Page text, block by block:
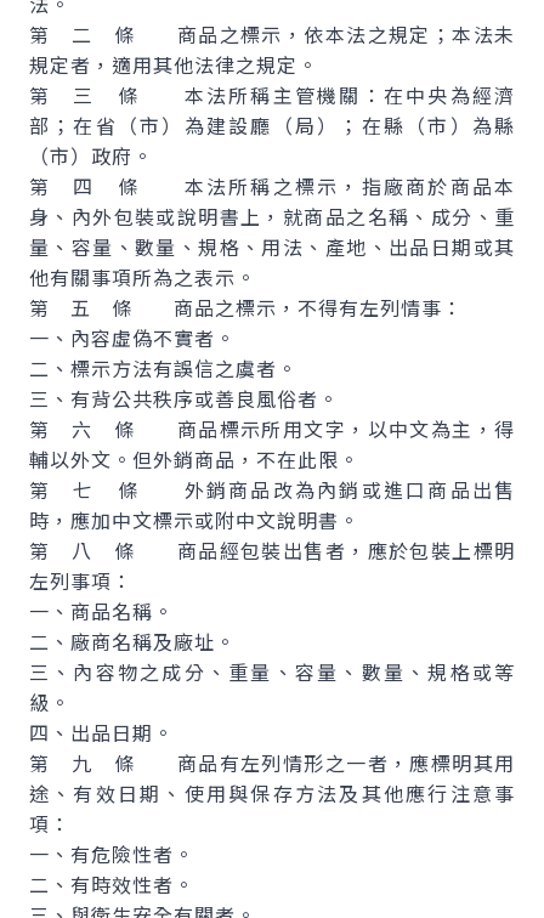
第 二 條 商品之標示，依本法之規定；本法未
規定者，適用其他法律之規定。
第 三 條 本法所稱主管機關：在中央為經濟
部；在省（市）為建設廳（局）；在縣（市）為縣
（市）政府。
第 四 條 本法所稱之標示，指廠商於商品本
身、內外包裝或說明書上，就商品之名稱、成分、重
量、容量、數量、規格、用法、產地、出品日期或其
他有關事項所為之表示。
第 五 條 商品之標示，不得有左列情事：
一、內容虛偽不實者。
二、標示方法有誤信之虞者。
三、有背公共秩序或善良風俗者。
第 六 條 商品標示所用文字，以中文為主，得
輔以外文。但外銷商品，不在此限。
第 七 條 外銷商品改為內銷或進口商品出售
時，應加中文標示或附中文說明書。
第 八 條 商品經包裝出售者，應於包裝上標明
左列事項：
一、商品名稱。
二、廠商名稱及廠址。
三、內容物之成分、重量、容量、數量、規格或等
級。
四、出品日期。
第 九 條 商品有左列情形之一者，應標明其用
途、有效日期、使用與保存方法及其他應行注意事
項：
一、有危險性者。
二、有時效性者。